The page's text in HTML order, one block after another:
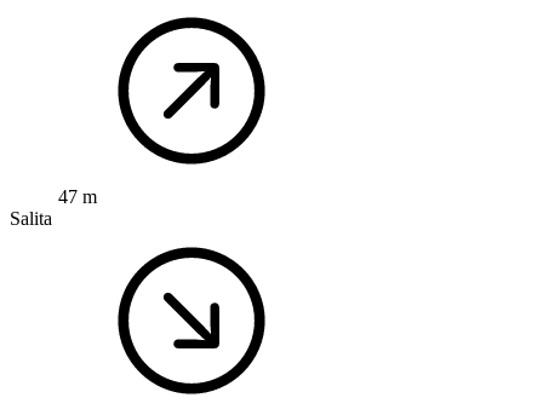
47 m
Salita